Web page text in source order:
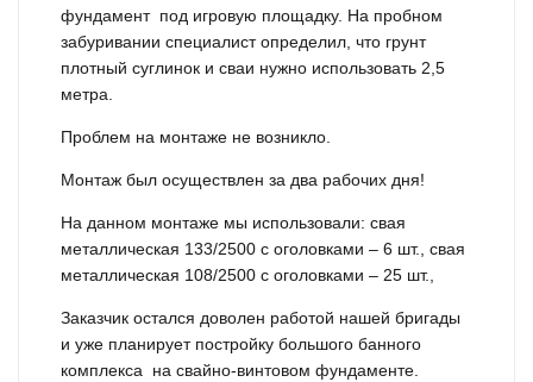
фундамент под игровую площадку. На пробном
забуривании специалист определил, что грунт
плотный суглинок и сваи нужно использовать 2,5
метра.
Проблем на монтаже не возникло.
Монтаж был осуществлен за два рабочих дня!
На данном монтаже мы использовали: свая
металлическая 133/2500 с оголовками – 6 шт., свая
металлическая 108/2500 с оголовками – 25 шт.,
Заказчик остался доволен работой нашей бригады
и уже планирует постройку большого банного
комплекса на свайно-винтовом фундаменте.